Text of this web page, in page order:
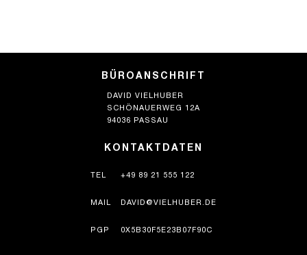
BÜROANSCHRIFT
DAVID VIELHUBER
SCHÖNAUERWEG 12A
94036 PASSAU
KONTAKTDATEN
TEL +49 89 21 555 122
MAIL DAVID@VIELHUBER.DE
PGP 0X5B30F5E23B07F90C